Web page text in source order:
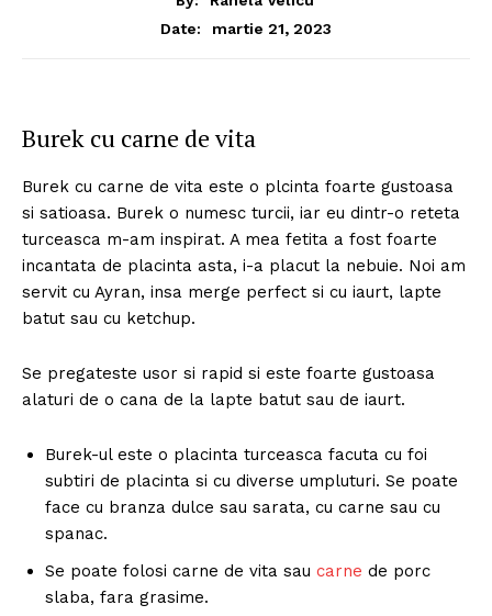
Date:
martie 21, 2023
Burek cu carne de vita
Burek cu carne de vita este o plcinta foarte gustoasa
si satioasa. Burek o numesc turcii, iar eu dintr-o reteta
turceasca m-am inspirat. A mea fetita a fost foarte
incantata de placinta asta, i-a placut la nebuie. Noi am
servit cu Ayran, insa merge perfect si cu iaurt, lapte
batut sau cu ketchup.
Se pregateste usor si rapid si este foarte gustoasa
alaturi de o cana de la lapte batut sau de iaurt.
Burek-ul este o placinta turceasca facuta cu foi
subtiri de placinta si cu diverse umpluturi. Se poate
face cu branza dulce sau sarata, cu carne sau cu
spanac.
Se poate folosi carne de vita sau carne de porc
slaba, fara grasime.